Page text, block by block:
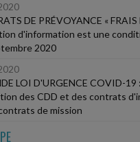
DE PRÉVOYANCE « FRAIS
d'information est une
2020
LOI D'URGENCE COVID-19
des CDD et des contrats
de mission